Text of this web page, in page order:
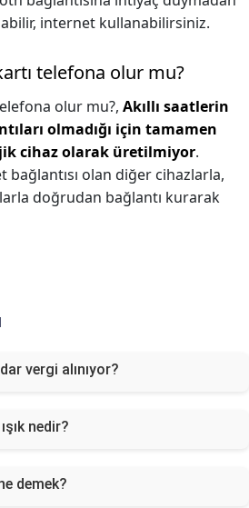
internet kullanabilirsiniz.
telefona olur mu?
olur mu?, Akıllı saatlerin
olmadığı için tamamen
cihaz olarak üretilmiyor.
olan diğer cihazlarla,
doğrudan bağlantı kurarak
vergi alınıyor?
nedir?
demek?